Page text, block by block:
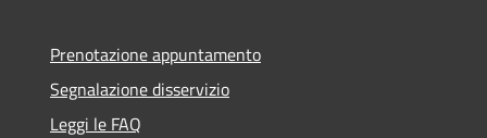
Prenotazione appuntamento
Segnalazione disservizio
Leggi le FAQ